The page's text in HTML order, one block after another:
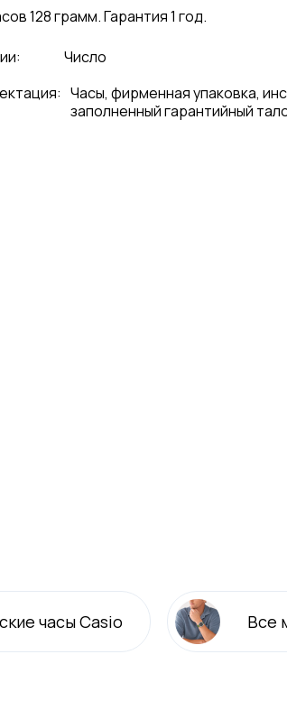
128 грамм. Гарантия 1 год.
Число
Часы, фирменная упаковка,
заполненный гарантийный
часы Casio Все